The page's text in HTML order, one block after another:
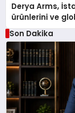
Derya Arms,
ürünlerini ve
Son Dakika